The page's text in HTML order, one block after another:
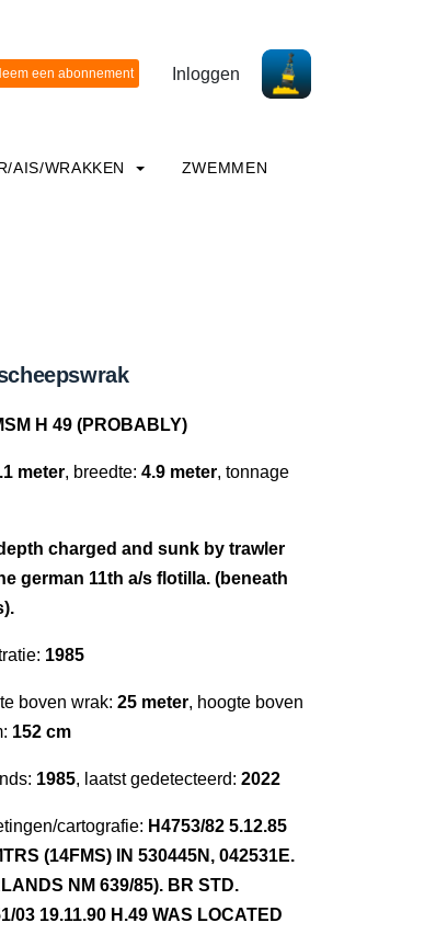
Inloggen
AIS/WRAKKEN ZWEMMEN
H 49 (PROBABLY)
meter, breedte: 4.9 meter, tonnage
charged and sunk by trawler
german 11th a/s flotilla. (beneath
1985
boven wrak: 25 meter, hoogte boven
152 cm
1985, laatst gedetecteerd: 2022
cartografie: H4753/82 5.12.85
(14FMS) IN 530445N, 042531E.
NM 639/85). BR STD.
03 19.11.90 H.49 WAS LOCATED